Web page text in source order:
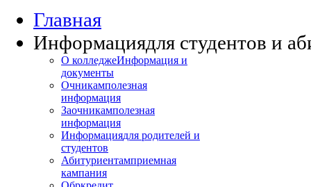
Главная
Информациядля студентов и
О колледжеИнформация и
документы
Очникамполезная
информация
Заочникамполезная
информация
Информациядля родителей и
студентов
Абитуриентамприемная
кампания